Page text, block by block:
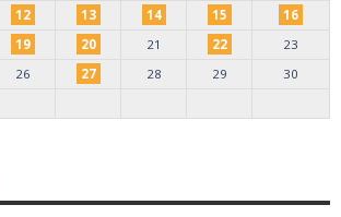
12 13 14 15
16
19 20 21 22
23
26 27 28 29
30